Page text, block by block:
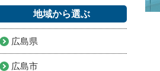
地域から選ぶ
広島県
広島市